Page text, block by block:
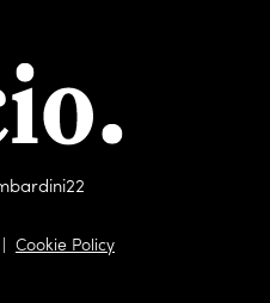
| Cookie Policy